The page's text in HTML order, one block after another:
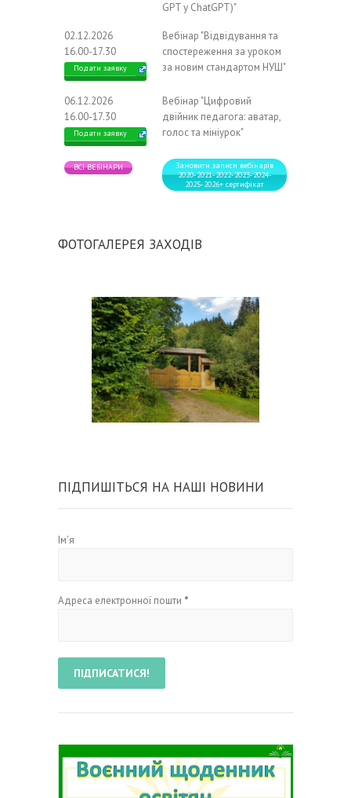
GPT у ChatGPT)"
02.12.2026
16.00-17.30
Подати заявку
Вебінар "Відвідування та
спостереження за уроком
за новим стандартом НУШ"
06.12.2026
16.00-17.30
Подати заявку
Вебінар "Цифровий
двійник педагога: аватар,
голос та мініурок"
ВСІ ВЕБІНАРИ
Замовити записи вебінарів
2020-2021-2022-2023-2024-
2025-2026+ сертифікат
ФОТОГАЛЕРЕЯ ЗАХОДІВ
ПІДПИШІТЬСЯ НА НАШІ НОВИНИ
Ім'я
Адреса електронної пошти *